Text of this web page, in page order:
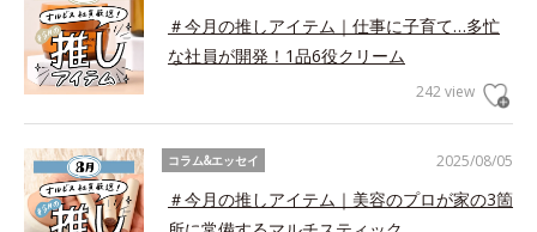
＃今月の推しアイテム｜仕事に子育て…多忙
な社員が開発！1品6役クリーム
242 view
2025/08/05
コラム&エッセイ
＃今月の推しアイテム｜美容のプロが家の3箇